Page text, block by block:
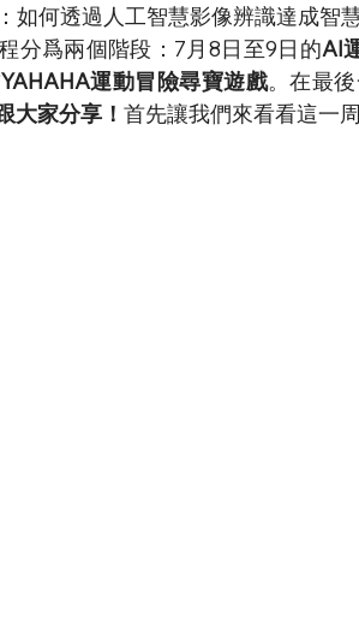
如何透過人工智慧影像辨識達成智
分爲兩個階段：7月8日至9日的AI
運動冒險尋寶遊戲。在最
大家分享！ 首先讓我們來看看這一